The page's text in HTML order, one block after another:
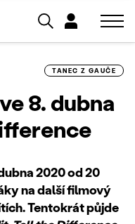
TANEC Z GAUČE
8. dubna
2020 od 20
na další filmový
Tentokrát půjde